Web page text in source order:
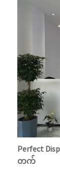
Perfect
တက်